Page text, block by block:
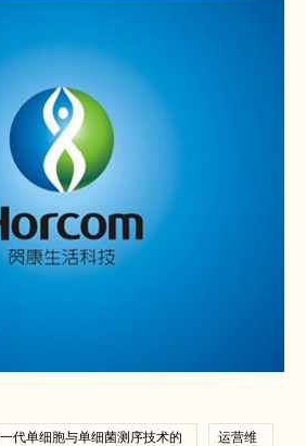
查看案例
代单细胞与单细菌测序技术的
运营维